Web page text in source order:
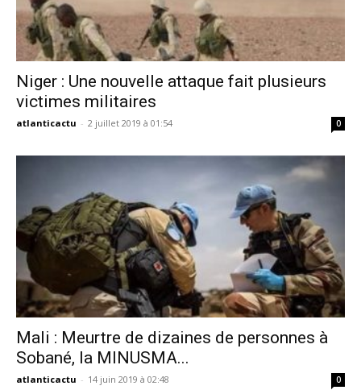
Niger : Une nouvelle attaque fait plusieurs
victimes militaires
atlanticactu - 2 juillet 2019 à 01:54 0
Mali : Meurtre de dizaines de personnes à
Sobané, la MINUSMA...
atlanticactu - 14 juin 2019 à 02:48 0